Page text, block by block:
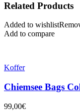
Related Products
Added to wishlist
Add to compare
Koffer
Chiemsee Bags
99,00€